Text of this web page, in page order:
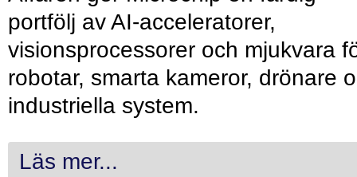
portfölj av AI-acceleratorer,
visionsprocessorer och mjukvara
robotar, smarta kameror, drönare
industriella system.
Läs mer...